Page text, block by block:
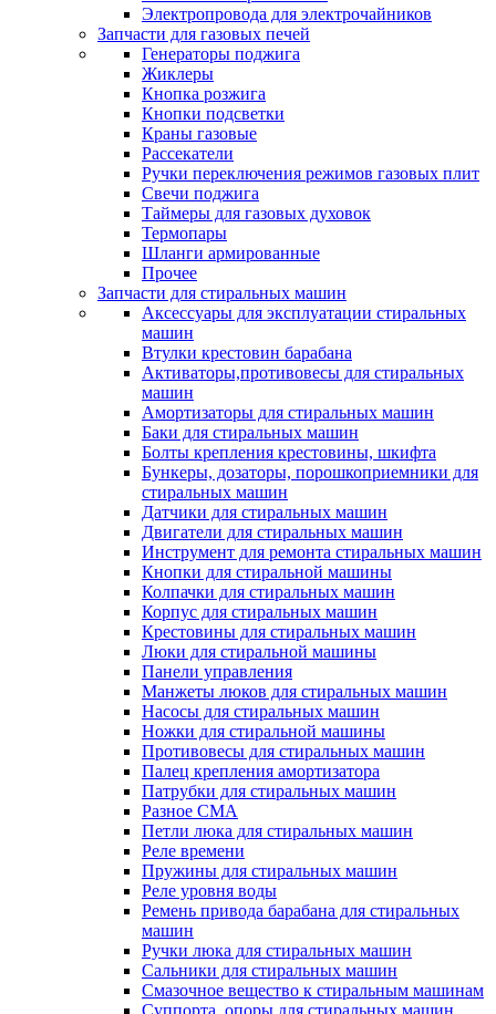
Электропровода для электрочайников
Запчасти для газовых печей
Генераторы поджига
Жиклеры
Кнопка розжига
Кнопки подсветки
Краны газовые
Рассекатели
Ручки переключения режимов газовых плит
Свечи поджига
Таймеры для газовых духовок
Термопары
Шланги армированные
Прочее
Запчасти для стиральных машин
Аксессуары для эксплуатации стиральных
машин
Втулки крестовин барабана
Активаторы,противовесы для стиральных
машин
Амортизаторы для стиральных машин
Баки для стиральных машин
Болты крепления крестовины, шкифта
Бункеры, дозаторы, порошкоприемники для
стиральных машин
Датчики для стиральных машин
Двигатели для стиральных машин
Инструмент для ремонта стиральных машин
Кнопки для стиральной машины
Колпачки для стиральных машин
Корпус для стиральных машин
Крестовины для стиральных машин
Люки для стиральной машины
Панели управления
Манжеты люков для стиральных машин
Насосы для стиральных машин
Ножки для стиральной машины
Противовесы для стиральных машин
Палец крепления амортизатора
Патрубки для стиральных машин
Разное СМА
Петли люка для стиральных машин
Реле времени
Пружины для стиральных машин
Реле уровня воды
Ремень привода барабана для стиральных
машин
Ручки люка для стиральных машин
Сальники для стиральных машин
Смазочное вещество к стиральным машинам
Суппорта, опоры для стиральных машин